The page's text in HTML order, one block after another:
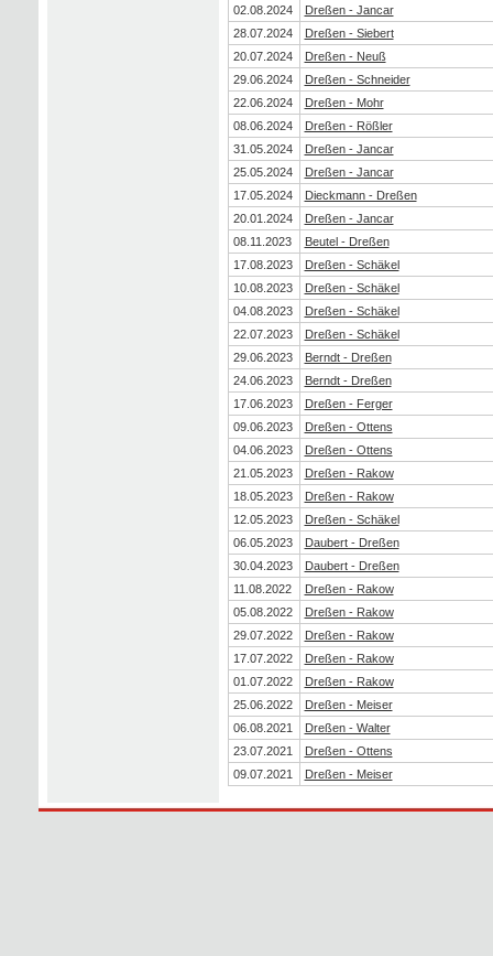
02.08.2024
Dreßen - Jancar
28.07.2024
Dreßen - Siebert
20.07.2024
Dreßen - Neuß
29.06.2024
Dreßen - Schneider
22.06.2024
Dreßen - Mohr
08.06.2024
Dreßen - Rößler
31.05.2024
Dreßen - Jancar
25.05.2024
Dreßen - Jancar
17.05.2024
Dieckmann - Dreßen
20.01.2024
Dreßen - Jancar
08.11.2023
Beutel - Dreßen
17.08.2023
Dreßen - Schäkel
10.08.2023
Dreßen - Schäkel
04.08.2023
Dreßen - Schäkel
22.07.2023
Dreßen - Schäkel
29.06.2023
Berndt - Dreßen
24.06.2023
Berndt - Dreßen
17.06.2023
Dreßen - Ferger
09.06.2023
Dreßen - Ottens
04.06.2023
Dreßen - Ottens
21.05.2023
Dreßen - Rakow
18.05.2023
Dreßen - Rakow
12.05.2023
Dreßen - Schäkel
06.05.2023
Daubert - Dreßen
30.04.2023
Daubert - Dreßen
11.08.2022
Dreßen - Rakow
05.08.2022
Dreßen - Rakow
29.07.2022
Dreßen - Rakow
17.07.2022
Dreßen - Rakow
01.07.2022
Dreßen - Rakow
25.06.2022
Dreßen - Meiser
06.08.2021
Dreßen - Walter
23.07.2021
Dreßen - Ottens
09.07.2021
Dreßen - Meiser